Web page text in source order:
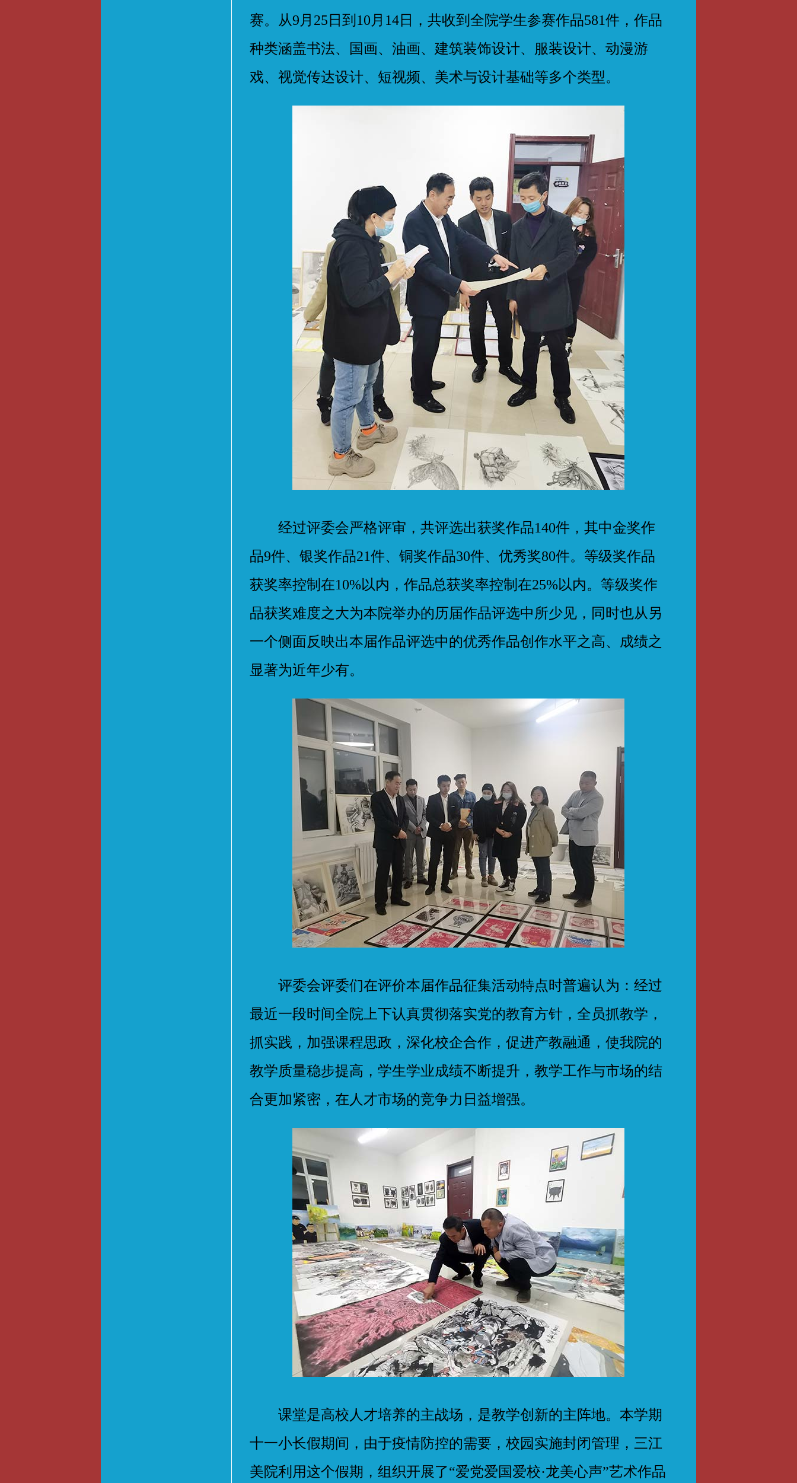
赛。从9月25日到10月14日，共收到全院学生参赛作品581件，作品
种类涵盖书法、国画、油画、建筑装饰设计、服装设计、动漫游
戏、视觉传达设计、短视频、美术与设计基础等多个类型。
经过评委会严格评审，共评选出获奖作品140件，其中金奖作
品9件、银奖作品21件、铜奖作品30件、优秀奖80件。等级奖作品
获奖率控制在10%以内，作品总获奖率控制在25%以内。等级奖作
品获奖难度之大为本院举办的历届作品评选中所少见，同时也从另
一个侧面反映出本届作品评选中的优秀作品创作水平之高、成绩之
显著为近年少有。
评委会评委们在评价本届作品征集活动特点时普遍认为：经过
最近一段时间全院上下认真贯彻落实党的教育方针，全员抓教学，
抓实践，加强课程思政，深化校企合作，促进产教融通，使我院的
教学质量稳步提高，学生学业成绩不断提升，教学工作与市场的结
合更加紧密，在人才市场的竞争力日益增强。
课堂是高校人才培养的主战场，是教学创新的主阵地。本学期
十一小长假期间，由于疫情防控的需要，校园实施封闭管理，三江
美院利用这个假期，组织开展了“爱党爱国爱校·龙美心声”艺术作品